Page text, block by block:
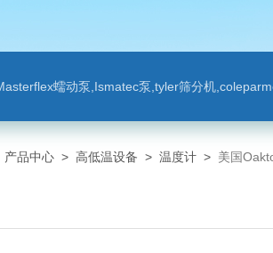
蠕动泵,Ismatec泵,tyler筛分机,coleparmer,注射
产品中心 > 高低温设备 > 温度计 > 美国